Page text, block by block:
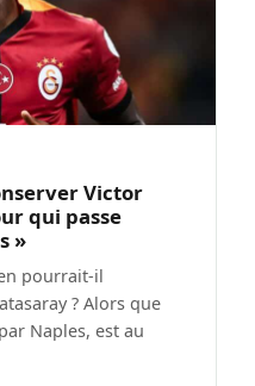
Victor
qui passe
»
pourrait-il
? Alors que
Naples, est au